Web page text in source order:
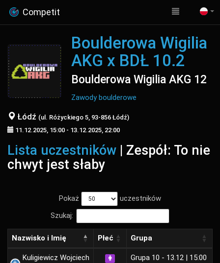
Competit
Boulderowa Wigilia
AKG x BDŁ 10.2
Boulderowa Wigilia AKG 12
Zawody boulderowe
Łódź (ul. Różyckiego 5, 93-856 Łódź)
11.12.2025, 15:00 - 13.12.2025, 22:00
Lista uczestników | Zespół: To nie
chwyt jest słaby
Pokaż
uczestników
Szukaj:
Nazwisko i Imię Płeć Grupa
Kuligiewicz Wojciech
Grupa 10 - 13.12 | 15:00